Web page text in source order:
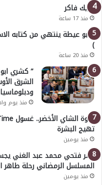
خليك فاكر
منذ 17 ساعة
( أبو عيطة ينتهي من كتابه
)
منذ 20 ساعة
” كشري
منذ يوم
تهيج البشرة
منذ يومين
عمر فتحي محمد عبد الغني
المسلسل الرمضاني رحلة طاهر
منذ يومين